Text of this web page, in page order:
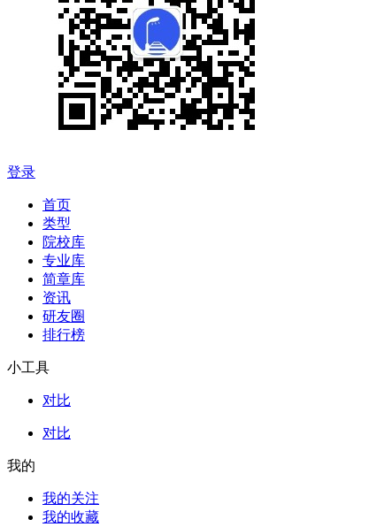
登录
首页
类型
院校库
专业库
简章库
资讯
研友圈
排行榜
小工具
对比
对比
我的
我的关注
我的收藏